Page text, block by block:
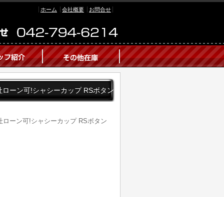
ホーム 会社概要 お問合せ
ーン可!シャシーカップ RSボタン
ーン可!シャシーカップ RSボタン